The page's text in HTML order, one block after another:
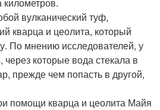
вулканический туф,
кварца и цеолита, который
По мнению исследователей, у
которые вода стекала в
прежде чем попасть в другой,
помощи кварца и цеолита Майя